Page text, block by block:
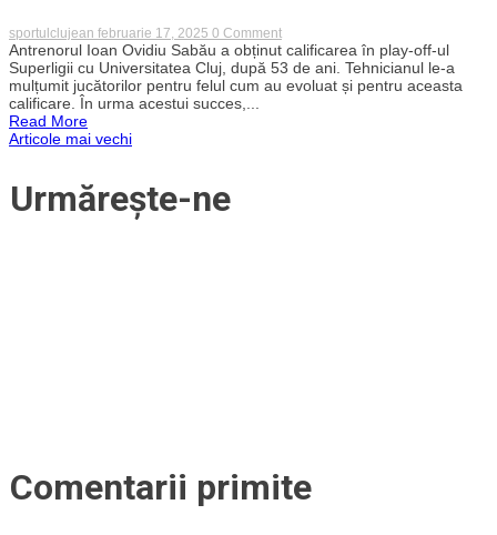
sportulclujean februarie 17, 2025 0 Commenton
Ioan
Ovidiu
Sabău,
după
mulți
de
Antrenorul Ioan Ovidiu Sabău a obținut calificarea în play-off-ul
Superligii cu Universitatea Cluj, după 53 de ani. Tehnicianul le-a
mulțumit jucătorilor pentru felul cum au evoluat și pentru aceasta
calificare. În urma acestui succes,...
Read More
Navigare
în
Articole mai vechi
Urmărește-ne
Comentarii primite